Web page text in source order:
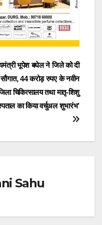
भूपेश बघेल ने जिले को दी
सौगात, 44 करोड़ रुपए के नवीन
चिकित्सालय तथा मातृ-शिशु
का किया वर्चुअल शुभारंभ’
Sahu